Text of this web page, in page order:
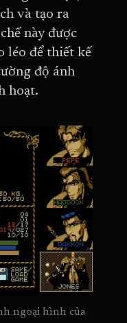
và tạo ra
này được
léo để thiết kế
độ ánh
hoạt.
ngoại hình của